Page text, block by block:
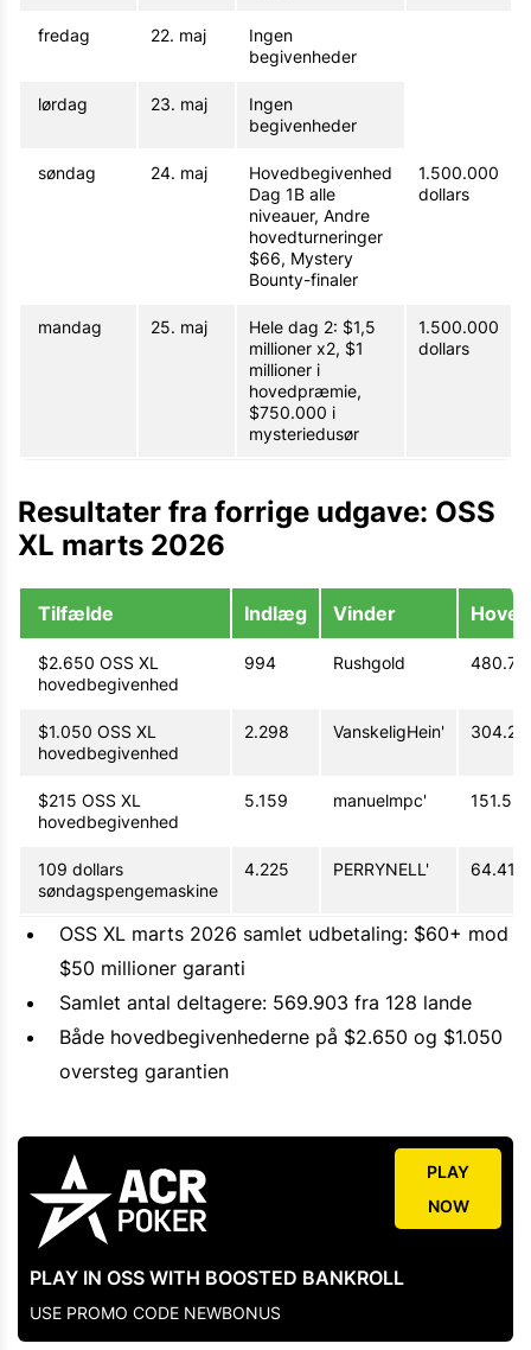
fredag 22. maj
Ingen
begivenheder
lørdag 23. maj
Ingen
begivenheder
søndag 24. maj
Hovedbegivenhed
Dag 1B alle
niveauer, Andre
hovedturneringer
$66, Mystery
Bounty-finaler
1.500.000
dollars
mandag 25. maj
Hele dag 2: $1,5
millioner x2, $1
millioner i
hovedpræmie,
$750.000 i
mysteriedusør
1.500.000
dollars
Resultater fra forrige udgave: OSS
XL marts 2026
Tilfælde Indlæg Vinder
$2.650 OSS XL
hovedbegivenhed
994 Rushgold
$1.050 OSS XL
hovedbegivenhed
2.298 VanskeligHein'
$215 OSS XL
hovedbegivenhed
5.159 manuelmpc'
109 dollars
søndagspengemaskine
4.225 PERRYNELL' 64.418
OSS XL marts 2026 samlet udbetaling: $60+ mod
$50 millioner garanti
Samlet antal deltagere: 569.903 fra 128 lande
Både hovedbegivenhederne på $2.650 og $1.050
oversteg garantien
PLAY IN OSS WITH BOOSTED BANKROLL
USE PROMO CODE NEWBONUS
PLAY
NOW